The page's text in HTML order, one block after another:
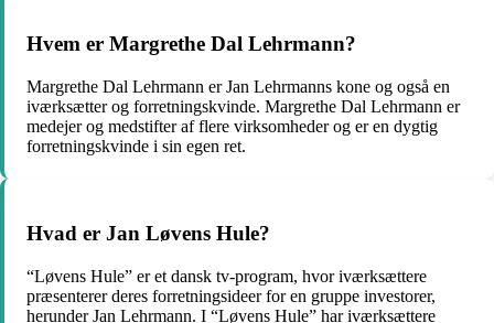
Hvem er Margrethe Dal Lehrmann?
Margrethe Dal Lehrmann er Jan Lehrmanns kone og også en
iværksætter og forretningskvinde. Margrethe Dal Lehrmann er
medejer og medstifter af flere virksomheder og er en dygtig
forretningskvinde i sin egen ret.
Hvad er Jan Løvens Hule?
“Løvens Hule” er et dansk tv-program, hvor iværksættere
præsenterer deres forretningsideer for en gruppe investorer,
herunder Jan Lehrmann. I “Løvens Hule” har iværksættere